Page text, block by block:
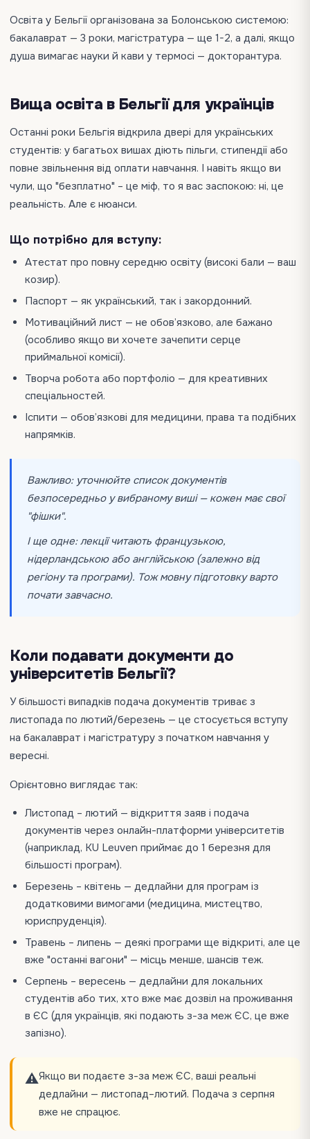
Освіта у Бельгії організована за Болонською системою:
бакалаврат — 3 роки, магістратура — ще 1-2, а далі, якщо
душа вимагає науки й кави у термосі — докторантура.
Вища освіта в Бельгії для українців
Останні роки Бельгія відкрила двері для українських
студентів: у багатьох вишах діють пільги, стипендії або
повне звільнення від оплати навчання. І навіть якщо ви
чули, що "безплатно" – це міф, то я вас заспокою: ні, це
реальність. Але є нюанси.
Що потрібно для вступу:
Атестат про повну середню освіту (високі бали — ваш
козир).
Паспорт — як український, так і закордонний.
Мотиваційний лист — не обов’язково, але бажано
(особливо якщо ви хочете зачепити серце
приймальної комісії).
Творча робота або портфоліо — для креативних
спеціальностей.
Іспити — обов’язкові для медицини, права та подібних
напрямків.
Важливо: уточнюйте список документів
безпосередньо у вибраному виші — кожен має свої
"фішки".
І ще одне: лекції читають французькою,
нідерландською або англійською (залежно від
регіону та програми). Тож мовну підготовку варто
почати завчасно.
Коли подавати документи до
університетів Бельгії?
У більшості випадків подача документів триває з
листопада по лютий/березень — це стосується вступу
на бакалаврат і магістратуру з початком навчання у
вересні.
Орієнтовно виглядає так:
Листопад – лютий — відкриття заяв і подача
документів через онлайн-платформи університетів
(наприклад, KU Leuven приймає до 1 березня для
більшості програм).
Березень – квітень — дедлайни для програм із
додатковими вимогами (медицина, мистецтво,
юриспруденція).
Травень – липень — деякі програми ще відкриті, але це
вже "останні вагони" — місць менше, шансів теж.
Серпень – вересень — дедлайни для локальних
студентів або тих, хто вже має дозвіл на проживання
в ЄС (для українців, які подають з-за меж ЄС, це вже
запізно).
⚠️Якщо ви подаєте з-за меж ЄС, ваші реальні
дедлайни — листопад–лютий. Подача з серпня
вже не спрацює.